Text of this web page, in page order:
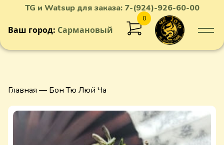
TG и Watsup для заказа: 7-(924)-926-60-00
Ваш город: Сармановый
0
Главная — Бон Тю Люй Ча